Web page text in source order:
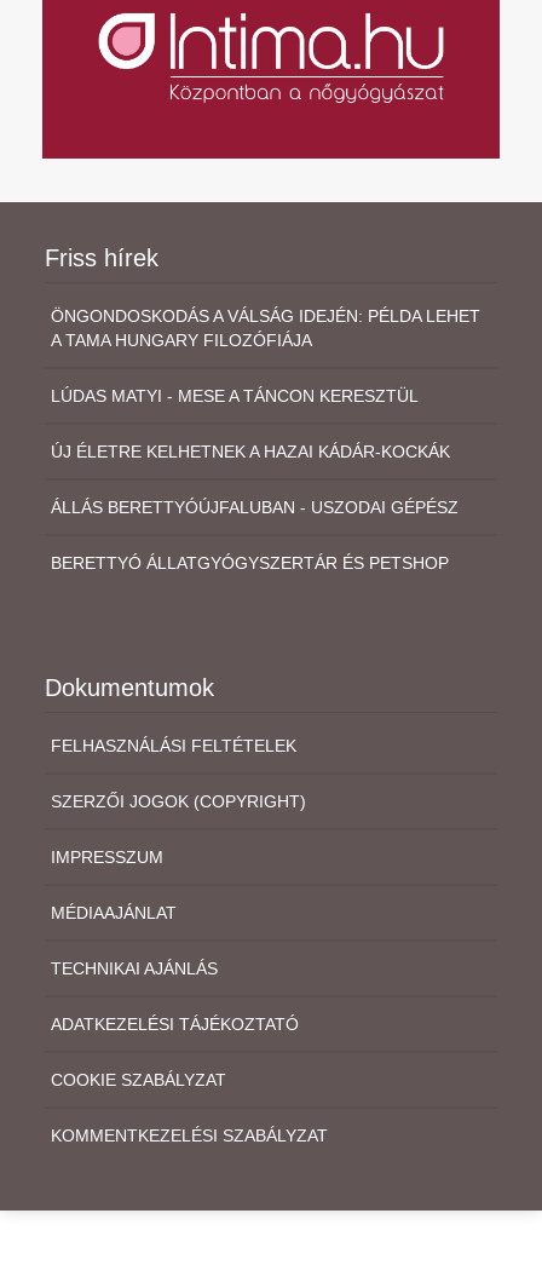
Friss hírek
ÖNGONDOSKODÁS A VÁLSÁG IDEJÉN: PÉLDA LEHET
A TAMA HUNGARY FILOZÓFIÁJA
LÚDAS MATYI - MESE A TÁNCON KERESZTÜL
ÚJ ÉLETRE KELHETNEK A HAZAI KÁDÁR-KOCKÁK
ÁLLÁS BERETTYÓÚJFALUBAN - USZODAI GÉPÉSZ
BERETTYÓ ÁLLATGYÓGYSZERTÁR ÉS PETSHOP
Dokumentumok
FELHASZNÁLÁSI FELTÉTELEK
SZERZŐI JOGOK (COPYRIGHT)
IMPRESSZUM
MÉDIAAJÁNLAT
TECHNIKAI AJÁNLÁS
ADATKEZELÉSI TÁJÉKOZTATÓ
COOKIE SZABÁLYZAT
KOMMENTKEZELÉSI SZABÁLYZAT